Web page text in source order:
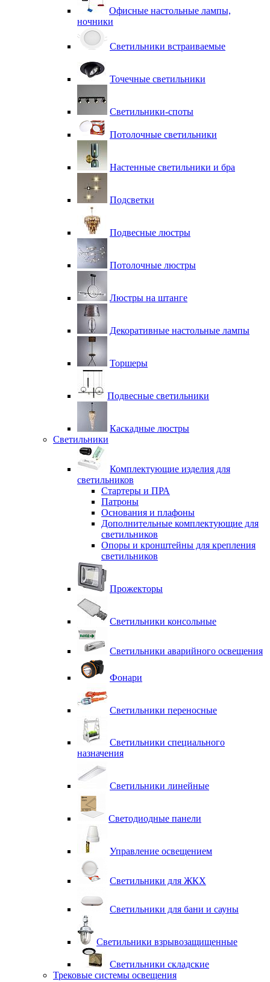
Офисные настольные лампы,
ночники
Светильники встраиваемые
Точечные светильники
Светильники-споты
Потолочные светильники
Настенные светильники и бра
Подсветки
Подвесные люстры
Потолочные люстры
Люстры на штанге
Декоративные настольные лампы
Торшеры
Подвесные светильники
Каскадные люстры
Светильники
Комплектующие изделия для
светильников
Стартеры и ПРА
Патроны
Основания и плафоны
Дополнительные комплектующие для
светильников
Опоры и кронштейны для крепления
светильников
Прожекторы
Светильники консольные
Светильники аварийного освещения
Фонари
Светильники переносные
Светильники специального
назначения
Светильники линейные
Светодиодные панели
Управление освещением
Светильники для ЖКХ
Светильники для бани и сауны
Светильники взрывозащищенные
Светильники складские
Трековые системы освещения